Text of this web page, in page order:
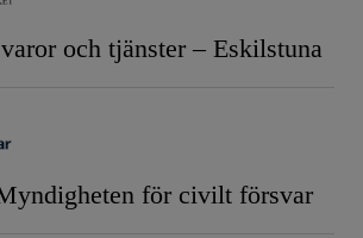
och tjänster – Eskilstuna
för civilt försvar